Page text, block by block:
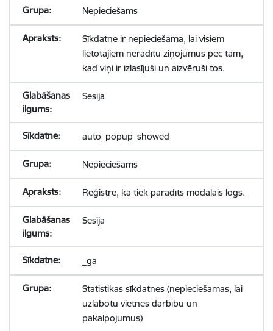
Nepieciešams
Sīkdatne ir nepieciešama, lai visiem
lietotājiem nerādītu ziņojumus pēc tam,
kad viņi ir izlasījuši un aizvēruši tos.
Sesija
auto_popup_showed
Nepieciešams
Reģistrē, ka tiek parādīts modālais logs.
Sesija
_ga
Statistikas sīkdatnes (nepieciešamas, lai
uzlabotu vietnes darbību un
pakalpojumus)